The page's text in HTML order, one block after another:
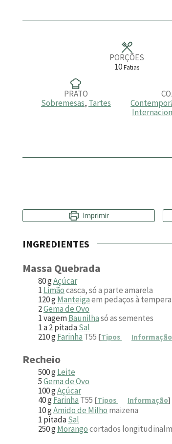
a
u
PORÇÕES
10Fatias
PRATO
Sobremesas, Tartes
Imprimir
INGREDIENTES
Massa Quebrada
80gAçúcar
1 Limãocasca, só a parte amarela
120gManteigaem pedaços à
2Gema de Ovo
1vagemBaunilhasó as sementes
1 a 2pitadaSal
210gFarinha T55 [Tipos Informação
Recheio
500gLeite
5Gema de Ovo
100gAçúcar
40gFarinha T55 [Tipos Informação]
10gAmido de Milho maizena
1 pitadaSal
250gMorangocortados